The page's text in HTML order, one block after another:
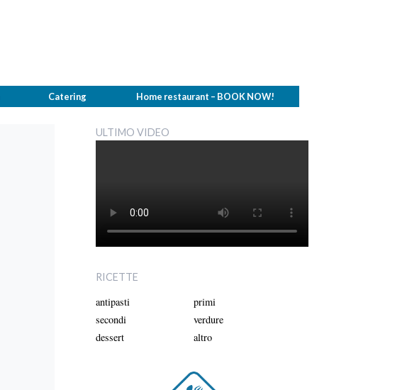
Catering Home restaurant – BOOK NOW!
ULTIMO VIDEO
RICETTE
antipasti
primi
secondi
verdure
dessert
altro